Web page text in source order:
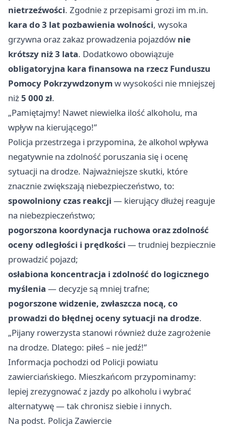
nietrzeźwości. Zgodnie z przepisami grozi im m.in.
kara do 3 lat pozbawienia wolności, wysoka
grzywna oraz zakaz prowadzenia pojazdów nie
krótszy niż 3 lata. Dodatkowo obowiązuje
obligatoryjna kara finansowa na rzecz Funduszu
Pomocy Pokrzywdzonymw wysokości nie mniejszej
niż5 000 zł.
„Pamiętajmy! Nawet niewielka ilość alkoholu, ma
wpływ na kierującego!”
Policja przestrzega i przypomina, że alkohol wpływa
negatywnie na zdolność poruszania się i ocenę
sytuacji na drodze. Najważniejsze skutki, które
znacznie zwiększają niebezpieczeństwo, to:
spowolniony czas reakcji — kierujący dłużej reaguje
na niebezpieczeństwo;
pogorszona koordynacja ruchowa oraz zdolność
oceny odległości i prędkości — trudniej bezpiecznie
prowadzić pojazd;
osłabiona koncentracja i zdolność do logicznego
myślenia — decyzje są mniej trafne;
pogorszone widzenie, zwłaszcza nocą, co
prowadzi do błędnej oceny sytuacji na drodze.
„Pijany rowerzysta stanowi również duże zagrożenie
na drodze. Dlatego: piłeś – nie jedź!”
Informacja pochodzi od Policji powiatu
zawierciańskiego. Mieszkańcom przypominamy:
lepiej zrezygnować z jazdy po alkoholu i wybrać
alternatywę — tak chronisz siebie i innych.
Na podst. Policja Zawiercie